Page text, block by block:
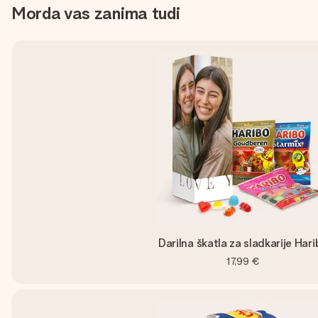
Morda vas zanima tudi
Darilna škatla za sladkarije
17,99 €